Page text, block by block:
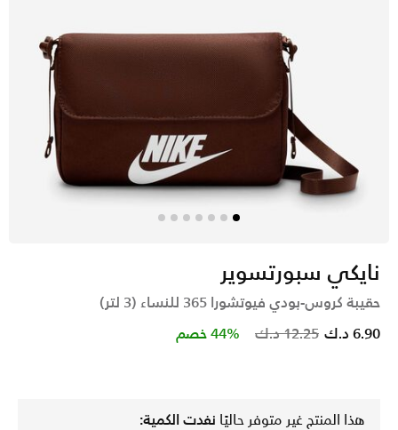
نايكي سبورتسوير
حقيبة كروس-بودي فيوتشورا 365 للنساء (3 لتر)
Price reduced from
12.25 د.ك to 6.90 د.ك 44% خصم
هذا المنتج غير متوفر حاليًا نفدت الكمية: